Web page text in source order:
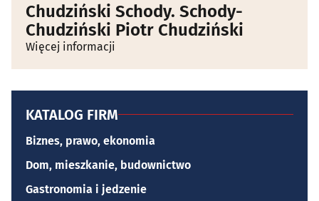
Chudziński Schody. Schody-
Chudziński Piotr Chudziński
Więcej informacji
KATALOG FIRM
Biznes, prawo, ekonomia
Dom, mieszkanie, budownictwo
Gastronomia i jedzenie